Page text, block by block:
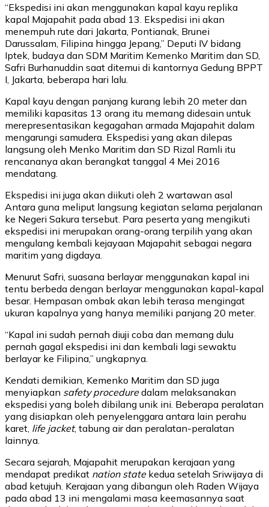
“Ekspedisi ini akan menggunakan kapal kayu replika
kapal Majapahit pada abad 13. Ekspedisi ini akan
menempuh rute dari Jakarta, Pontianak, Brunei
Darussalam, Filipina hingga Jepang,” Deputi IV bidang
Iptek, budaya dan SDM Maritim Kemenko Maritim dan SD,
Safri Burhanuddin saat ditemui di kantornya Gedung BPPT
I, Jakarta, beberapa hari lalu.
Kapal kayu dengan panjang kurang lebih 20 meter dan
memiliki kapasitas 13 orang itu memang didesain untuk
merepresentasikan kegagahan armada Majapahit dalam
mengarungi samudera. Ekspedisi yang akan dilepas
langsung oleh Menko Maritim dan SD Rizal Ramli itu
rencananya akan berangkat tanggal 4 Mei 2016
mendatang.
Ekspedisi ini juga akan diikuti oleh 2 wartawan asal
Antara guna meliput langsung kegiatan selama perjalanan
ke Negeri Sakura tersebut. Para peserta yang mengikuti
ekspedisi ini merupakan orang-orang terpilih yang akan
mengulang kembali kejayaan Majapahit sebagai negara
maritim yang digdaya.
Menurut Safri, suasana berlayar menggunakan kapal ini
tentu berbeda dengan berlayar menggunakan kapal-kapal
besar. Hempasan ombak akan lebih terasa mengingat
ukuran kapalnya yang hanya memiliki panjang 20 meter.
“Kapal ini sudah pernah diuji coba dan memang dulu
pernah gagal ekspedisi ini dan kembali lagi sewaktu
berlayar ke Filipina,” ungkapnya.
Kendati demikian, Kemenko Maritim dan SD juga
menyiapkan safety proceduredalam melaksanakan
ekspedisi yang boleh dibilang unik ini. Beberapa peralatan
yang disiapkan oleh penyelenggara antara lain perahu
karet, life jacket, tabung air dan peralatan-peralatan
lainnya.
Secara sejarah, Majapahit merupakan kerajaan yang
mendapat predikat nation statekedua setelah Sriwijaya di
abad ketujuh. Kerajaan yang dibangun oleh Raden Wijaya
pada abad 13 ini mengalami masa keemasannya saat